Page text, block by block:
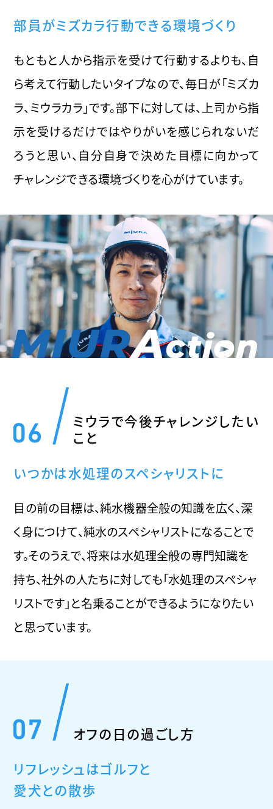
部員がミズカラ行動できる環境づくり
もともと人から指示を受けて行動するよりも、自
ら考えて行動したいタイプなので、毎日が「ミズカ
ラ、ミウラカラ」です。部下に対しては、上司から指
示を受けるだけではやりがいを感じられないだ
ろうと思い、自分自身で決めた目標に向かって
チャレンジできる環境づくりを心がけています。
ミウラで今後チャレンジしたい
こと
いつかは水処理のスペシャリストに
目の前の目標は、純水機器全般の知識を広く、深
く身につけて、純水のスペシャリストになることで
す。そのうえで、将来は水処理全般の専門知識を
持ち、社外の人たちに対しても「水処理のスペシャ
リストです」と名乗ることができるようになりたい
と思っています。
オフの日の過ごし方
リフレッシュはゴルフと
愛犬との散歩